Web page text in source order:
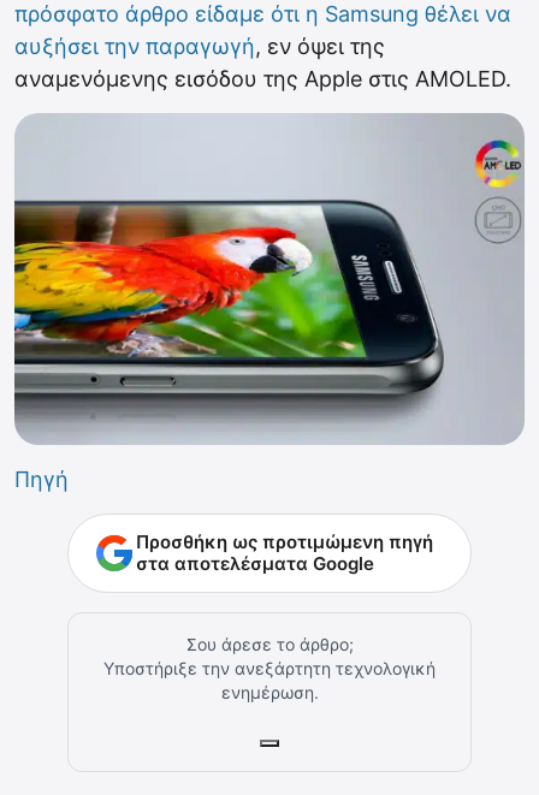
πρόσφατο άρθρο είδαμε ότι η Samsung θέλει να
αυξήσει την παραγωγή, εν όψει της
αναμενόμενης εισόδου της Apple στις AMOLED.
Πηγή
Προσθήκη ως προτιμώμενη πηγή
στα αποτελέσματα Google
Σου άρεσε το άρθρο;
Υποστήριξε την ανεξάρτητη τεχνολογική
ενημέρωση.